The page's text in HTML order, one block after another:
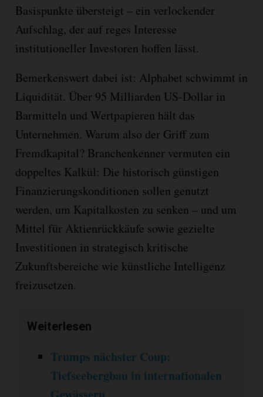
Basispunkte übersteigt – ein verlockender
Aufschlag, der auf reges Interesse
institutioneller Investoren hoffen lässt.
Bemerkenswert dabei ist: Alphabet schwimmt in
Liquidität. Über 95 Milliarden US-Dollar in
Barmitteln und Wertpapieren hält das
Unternehmen. Warum also der Griff zum
Fremdkapital? Branchenkenner vermuten ein
doppeltes Kalkül: Die historisch günstigen
Finanzierungskonditionen sollen genutzt
werden, um Kapitalkosten zu senken – und um
Mittel für Aktienrückkäufe sowie gezielte
Investitionen in strategisch kritische
Zukunftsbereiche wie künstliche Intelligenz
freizusetzen.
Weiterlesen
Trumps nächster Coup:
Tiefseebergbau in internationalen